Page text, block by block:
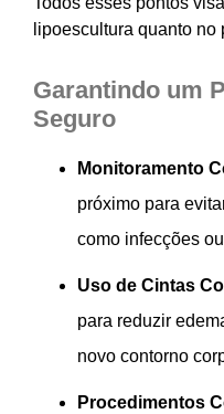
lipoescultura quanto
Garantindo um
Seguro
Monitoramento
próximo para
como infecções
Uso de Cintas
para reduzir
novo contorno
Procedimentos